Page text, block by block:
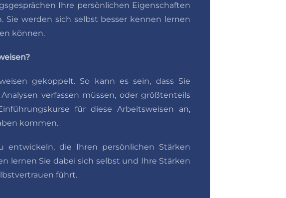
Ihre persönlichen Eigenschaften
werden sich selbst besser kennen lernen
können.
gekoppelt. So kann es sein, dass Sie
verfassen müssen, oder größtenteils
für diese Arbeitsweisen an,
kommen.
die Ihren persönlichen Stärken
lernen Sie dabei sich selbst und Ihre Stärken
führt.